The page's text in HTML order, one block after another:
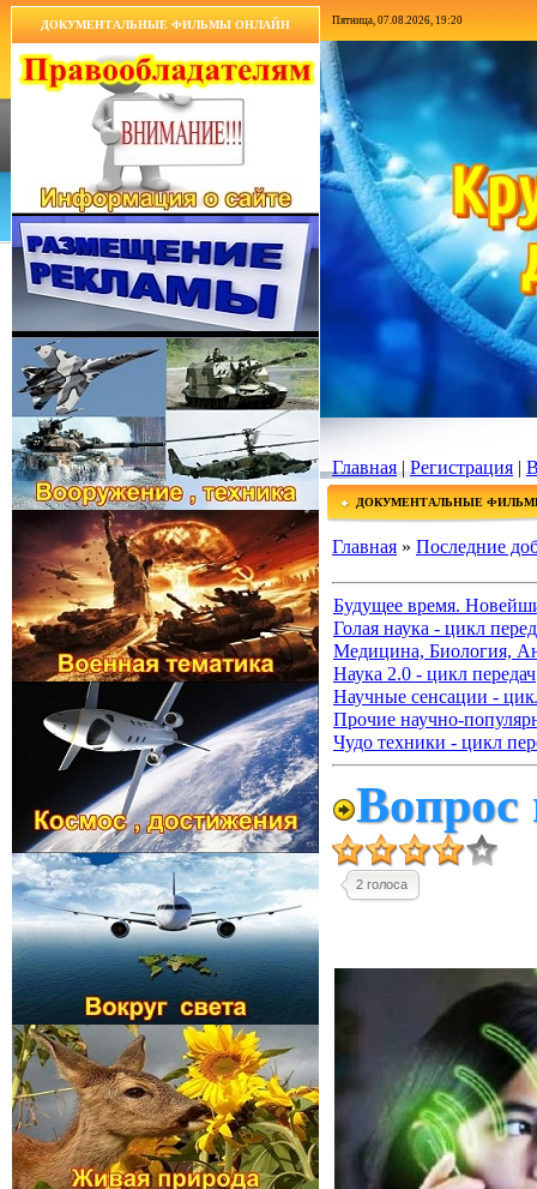
ДОКУМЕНТАЛЬНЫЕ ФИЛЬМЫ ОНЛАЙН Пятница, 07.08.2026, 19:20
Главная|Регистрация |
ДОКУМЕНТАЛЬНЫЕ
Главная » Последние
Будущее время.
Голая наука - цикл
Медицина, Биология,
Наука 2.0 - цикл передач
Научные сенсации -
Прочие научно-
Чудо техники - цикл
Вопрос
2 голоса